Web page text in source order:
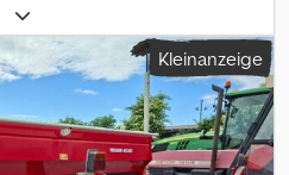
Stützfuß / -rad,
7 Schare, voll Körper,
hydr.
E Ejpfx Afzek
Kleinanzeige